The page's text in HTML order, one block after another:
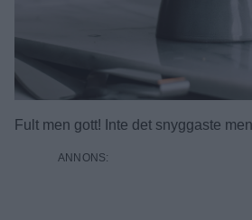
Fult men gott! Inte det snyggaste